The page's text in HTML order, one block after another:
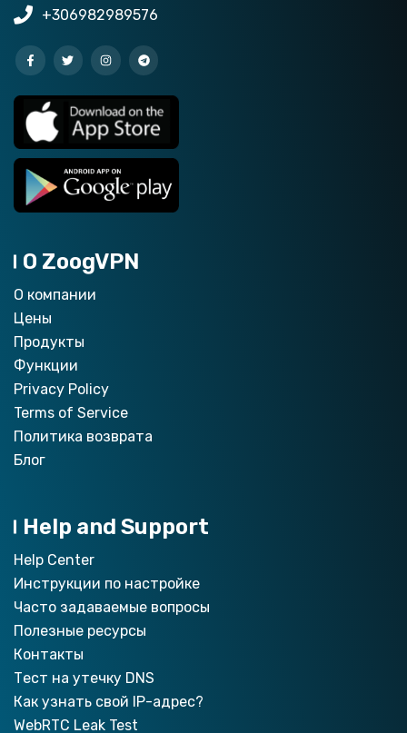
+306982989576
О ZoogVPN
О компании
Цены
Продукты
Функции
Privacy Policy
Terms of Service
Политика возврата
Блог
Help and Support
Help Center
Инструкции по настройкe
Часто задаваемые вопросы
Полезные ресурсы
Контакты
Тест на утечку DNS
Как узнать свой IP-адрес?
WebRTC Leak Test